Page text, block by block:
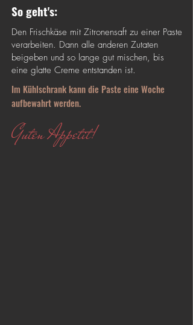
So geht's:
Den Frischkäse mit Zitronensaft zu einer Paste
verarbeiten. Dann alle anderen Zutaten
beigeben und so lange gut mischen, bis
eine glatte Creme entstanden ist.
Im Kühlschrank kann die Paste eine Woche
aufbewahrt werden.
Guten Appetit!